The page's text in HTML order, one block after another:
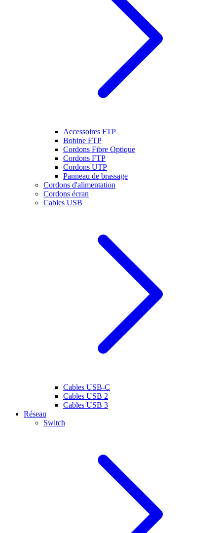
Accessoires FTP
Bobine FTP
Cordons Fibre Optique
Cordons FTP
Cordons UTP
Panneau de brassage
Cordons d'alimentation
Cordons écran
Cables USB
Cables USB-C
Cables USB 2
Cables USB 3
Réseau
Switch